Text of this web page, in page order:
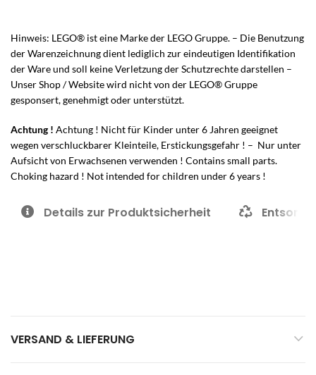
Hinweis: LEGO® ist eine Marke der LEGO Gruppe. – Die Benutzung
der Warenzeichnung dient lediglich zur eindeutigen Identifikation
der Ware und soll keine Verletzung der Schutzrechte darstellen –
Unser Shop / Website wird nicht von der LEGO® Gruppe
gesponsert, genehmigt oder unterstützt.
Achtung ! Achtung ! Nicht für Kinder unter 6 Jahren geeignet
wegen verschluckbarer Kleinteile, Erstickungsgefahr ! – Nur unter
Aufsicht von Erwachsenen verwenden ! Contains small parts.
Choking hazard ! Not intended for children under 6 years !
Details zur Produktsicherheit
VERSAND & LIEFERUNG